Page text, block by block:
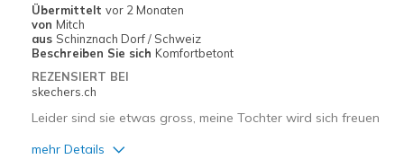
Freizeitkleidung
Größe
Übermittelt vor 2 Monaten
von Mitch
aus Schinznach Dorf / Schweiz
Beschreiben Sie sich Komfortbetont
REZENSIERT BEI
skechers.ch
Leider sind sie etwas gross, meine Tochter wird sich freuen
mehr Details